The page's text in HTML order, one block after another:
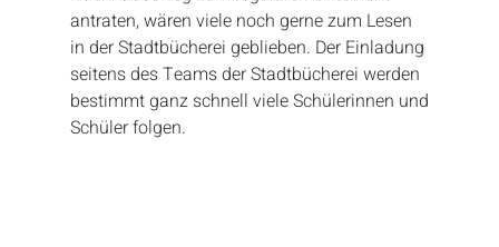
antraten, wären viele noch gerne zum Lesen
in der Stadtbücherei geblieben. Der Einladung
seitens des Teams der Stadtbücherei werden
bestimmt ganz schnell viele Schülerinnen und
Schüler folgen.